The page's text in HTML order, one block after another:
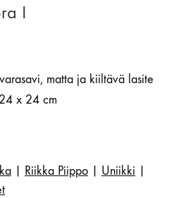
I
matta ja kiiltävä lasite
x 24 cm
Riikka Piippo Uniikki